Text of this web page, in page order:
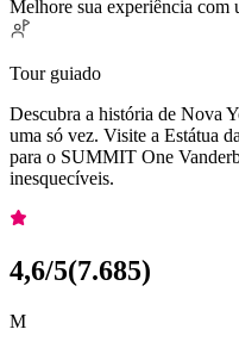
Melhore sua experiência
Tour guiado
Descubra a história de Nova
uma só vez. Visite a Estátua
para o SUMMIT One
inesquecíveis.
4,6/5(7.685)
M